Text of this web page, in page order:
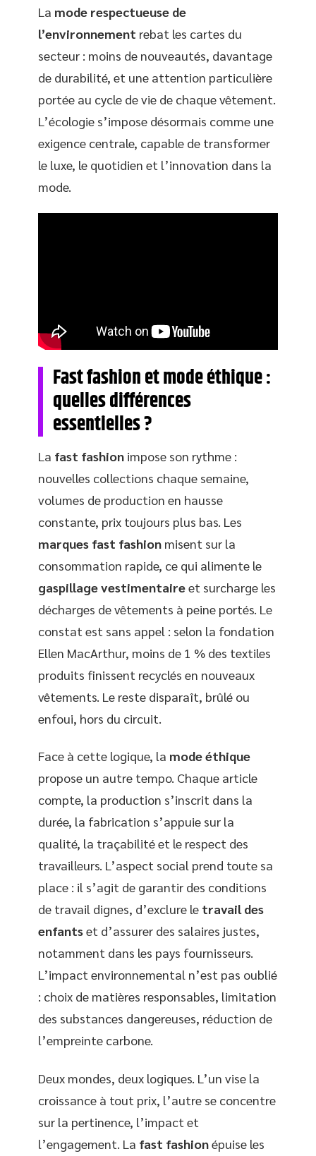
La mode respectueuse de
l’environnement rebat les cartes du
secteur : moins de nouveautés, davantage
de durabilité, et une attention particulière
portée au cycle de vie de chaque vêtement.
L’écologie s’impose désormais comme une
exigence centrale, capable de transformer
le luxe, le quotidien et l’innovation dans la
mode.
Fast fashion et mode éthique :
quelles différences
essentielles ?
La fast fashion impose son rythme :
nouvelles collections chaque semaine,
volumes de production en hausse
constante, prix toujours plus bas. Les
marques fast fashion misent sur la
consommation rapide, ce qui alimente le
gaspillage vestimentaireet surcharge les
décharges de vêtements à peine portés. Le
constat est sans appel : selon la fondation
Ellen MacArthur, moins de 1 % des textiles
produits finissent recyclés en nouveaux
vêtements. Le reste disparaît, brûlé ou
enfoui, hors du circuit.
Face à cette logique, la mode éthique
propose un autre tempo. Chaque article
compte, la production s’inscrit dans la
durée, la fabrication s’appuie sur la
qualité, la traçabilité et le respect des
travailleurs. L’aspect social prend toute sa
place : il s’agit de garantir des conditions
de travail dignes, d’exclure le travail des
enfantset d’assurer des salaires justes,
notamment dans les pays fournisseurs.
L’impact environnemental n’est pas oublié
: choix de matières responsables, limitation
des substances dangereuses, réduction de
l’empreinte carbone.
Deux mondes, deux logiques. L’un vise la
croissance à tout prix, l’autre se concentre
sur la pertinence, l’impact et
l’engagement. La fast fashionépuise les